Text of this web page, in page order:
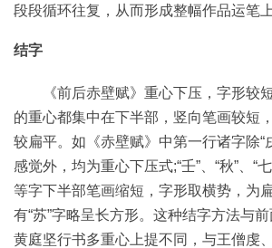
段段循环往复，从而形成整幅作品运笔
结字
《前后赤壁赋》重心下压，字形较
的重心都集中在下半部，竖向笔画较短
较扁平。如《赤壁赋》中第一行诸字除“
感觉外，均为重心下压式;“壬”、“秋”、“七
等字下半部笔画缩短，字形取横势，为
有“苏”字略呈长方形。这种结字方法与前
黄庭坚行书多重心上提不同，与王僧虔